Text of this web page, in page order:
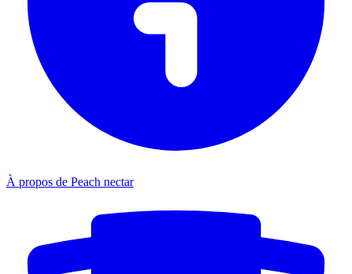
À propos de Peach nectar